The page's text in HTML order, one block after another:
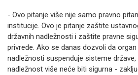
- Ovo pitanje više nije samo pravno
institucije. Ovo je pitanje zaštite
državnih nadležnosti i zaštite pravne
privrede. Ako se danas dozvoli da
nadležnosti suspenduje sisteme
nadležnost više neće biti sigurna -